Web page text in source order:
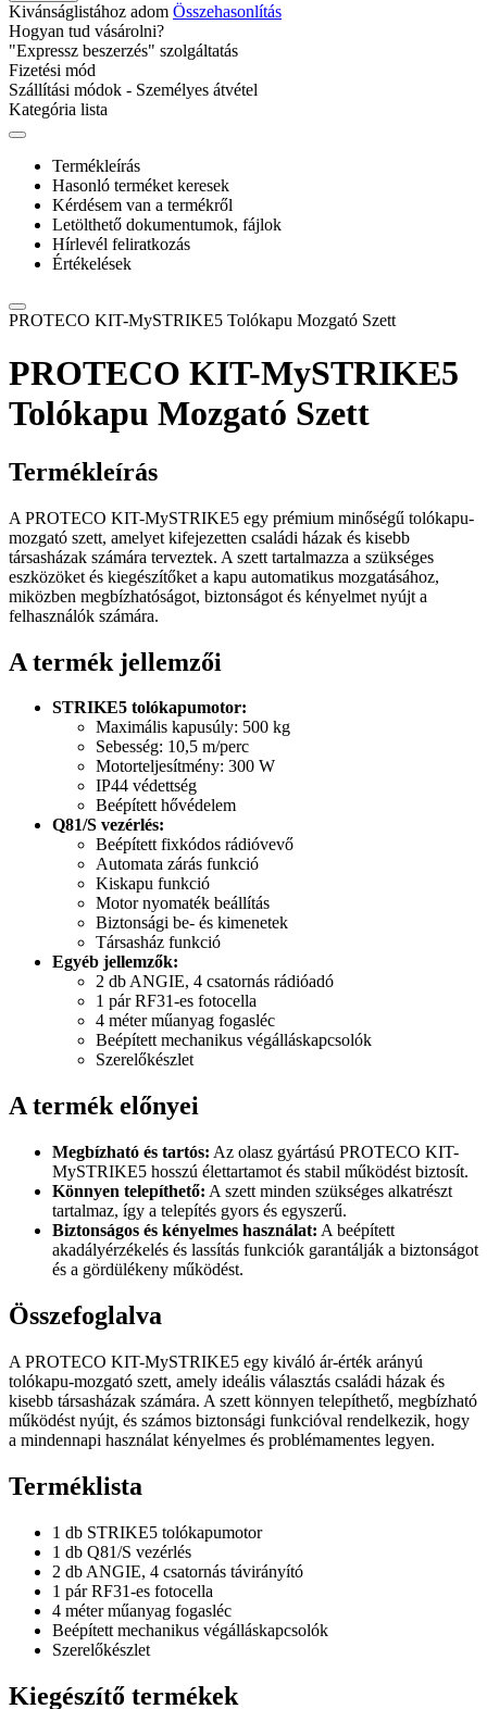
Kivánságlistához adom Összehasonlítás
Hogyan tud vásárolni?
"Expressz beszerzés" szolgáltatás
Fizetési mód
Szállítási módok - Személyes átvétel
Kategória lista
Termékleírás
Hasonló terméket keresek
Kérdésem van a termékről
Letölthető dokumentumok, fájlok
Hírlevél feliratkozás
Értékelések
PROTECO KIT-MySTRIKE5 Tolókapu Mozgató Szett
PROTECO KIT-MySTRIKE5
Tolókapu Mozgató Szett
Termékleírás
A PROTECO KIT-MySTRIKE5 egy prémium minőségű tolókapu-
mozgató szett, amelyet kifejezetten családi házak és kisebb
társasházak számára terveztek. A szett tartalmazza a szükséges
eszközöket és kiegészítőket a kapu automatikus mozgatásához,
miközben megbízhatóságot, biztonságot és kényelmet nyújt a
felhasználók számára.
A termék jellemzői
STRIKE5 tolókapumotor:
Maximális kapusúly: 500 kg
Sebesség: 10,5 m/perc
Motorteljesítmény: 300 W
IP44 védettség
Beépített hővédelem
Q81/S vezérlés:
Beépített fixkódos rádióvevő
Automata zárás funkció
Kiskapu funkció
Motor nyomaték beállítás
Biztonsági be- és kimenetek
Társasház funkció
Egyéb jellemzők:
2 db ANGIE, 4 csatornás rádióadó
1 pár RF31-es fotocella
4 méter műanyag fogasléc
Beépített mechanikus végálláskapcsolók
Szerelőkészlet
A termék előnyei
Megbízható és tartós: Az olasz gyártású PROTECO KIT-
MySTRIKE5 hosszú élettartamot és stabil működést biztosít.
Könnyen telepíthető: A szett minden szükséges alkatrészt
tartalmaz, így a telepítés gyors és egyszerű.
Biztonságos és kényelmes használat: A beépített
akadályérzékelés és lassítás funkciók garantálják a biztonságot
és a gördülékeny működést.
Összefoglalva
A PROTECO KIT-MySTRIKE5 egy kiváló ár-érték arányú
tolókapu-mozgató szett, amely ideális választás családi házak és
kisebb társasházak számára. A szett könnyen telepíthető, megbízható
működést nyújt, és számos biztonsági funkcióval rendelkezik, hogy
a mindennapi használat kényelmes és problémamentes legyen.
Terméklista
1 db STRIKE5 tolókapumotor
1 db Q81/S vezérlés
2 db ANGIE, 4 csatornás távirányító
1 pár RF31-es fotocella
4 méter műanyag fogasléc
Beépített mechanikus végálláskapcsolók
Szerelőkészlet
Kiegészítő termékek